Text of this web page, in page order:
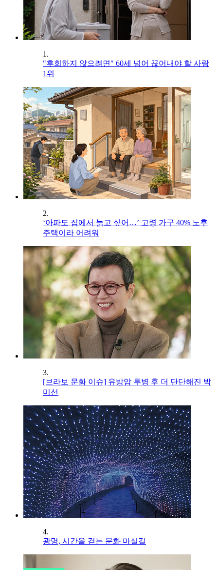
1.
"후회하지 않으려면" 60세 넘어 끊어내야 할 사람
1위
2.
‘아파도 집에서 늙고 싶어…’ 고령 가구 40% 노후
주택이라 어려워
3.
[브라보 문화 이슈] 유방암 투병 후 더 단단해진 박
미선
4.
광명, 시간을 걷는 문화 마실길